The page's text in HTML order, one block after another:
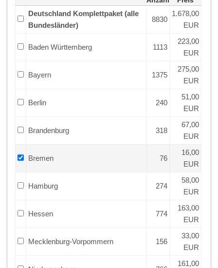
Deutschland Komplettpaket (alle
Bundesländer)
8830
1.678,00
EUR
Baden Württemberg 1113
223,00
EUR
Bayern 1375
275,00
EUR
Berlin 240
51,00
EUR
Brandenburg 318
67,00
EUR
Bremen 76
16,00
EUR
Hamburg 274
58,00
EUR
Hessen 774
163,00
EUR
Mecklenburg-Vorpommern 156
33,00
EUR
161,00